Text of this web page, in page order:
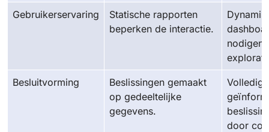
Gebruikerservaring
Statische rapporten
beperken de interactie.
nodigen
Besluitvorming
Beslissingen gemaakt
op gedeeltelijke
gegevens.
Volledig
door